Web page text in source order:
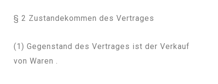
§ 2 Zustandekommen des Vertrages
(1) Gegenstand des Vertrages ist der Verkauf
von Waren .